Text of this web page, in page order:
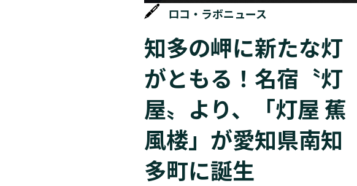
ロコ・ラボニュース
知多の岬に新たな灯
がともる！名宿〝灯
屋〟より、「灯屋 蕉
風楼」が愛知県南知
多町に誕生